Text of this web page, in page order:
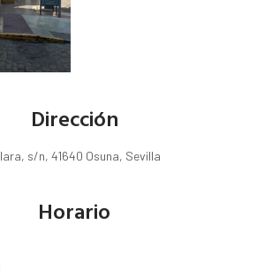
Dirección
s/n, 41640 Osuna, Sevilla
Horario